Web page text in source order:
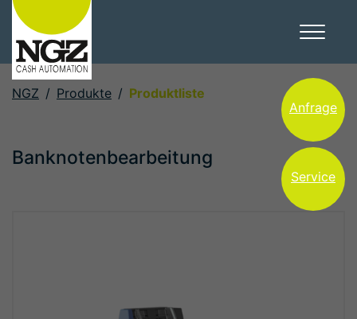
Anfrage
Service
NGZ Produkte Produktliste
Banknotenbearbeitung